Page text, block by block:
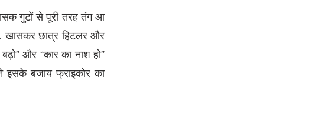
गुटों से पूरी तरह तंग आ
खासकर छात्र हिटलर और
और “कार का नाश हो”
इसके बजाय फ्राइकोर का